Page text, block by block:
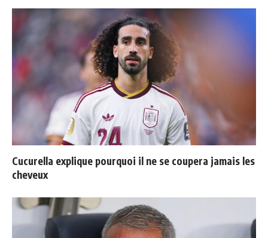
Cucurella explique pourquoi il ne se coupera jamais les
cheveux